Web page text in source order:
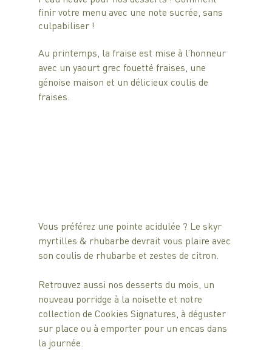
finir votre menu avec une note sucrée, sans
culpabiliser !
Au printemps, la fraise est mise à l’honneur
avec un yaourt grec fouetté fraises, une
génoise maison et un délicieux coulis de
fraises.
Vous préférez une pointe acidulée ? Le skyr
myrtilles & rhubarbe devrait vous plaire avec
son coulis de rhubarbe et zestes de citron.
Retrouvez aussi nos desserts du mois, un
nouveau porridge à la noisette et notre
collection de Cookies Signatures, à déguster
sur place ou à emporter pour un encas dans
la journée.